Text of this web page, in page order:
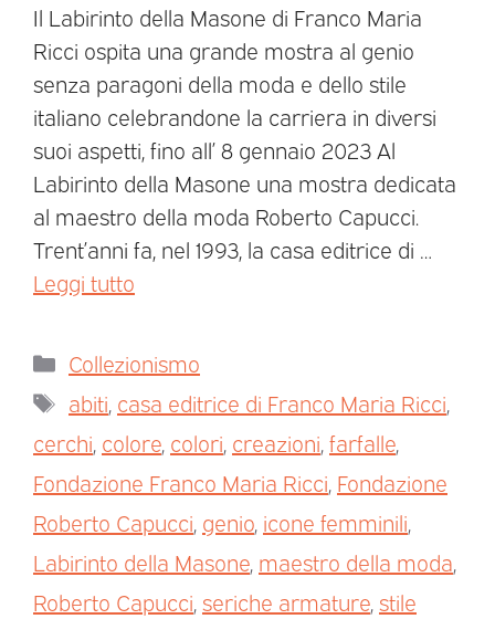
Il Labirinto della Masone di Franco Maria
Ricci ospita una grande mostra al genio
senza paragoni della moda e dello stile
italiano celebrandone la carriera in diversi
suoi aspetti, fino all’ 8 gennaio 2023 Al
Labirinto della Masone una mostra dedicata
al maestro della moda Roberto Capucci.
Trent’anni fa, nel 1993, la casa editrice di …
Leggi tutto
Collezionismo
abiti casa editrice di Franco Maria Ricci
cerchi colore colori creazioni farfalle
Fondazione Franco Maria Ricci Fondazione
Roberto Capucci genio icone femminili
Labirinto della Masone maestro della moda
Roberto Capucci seriche armature stile